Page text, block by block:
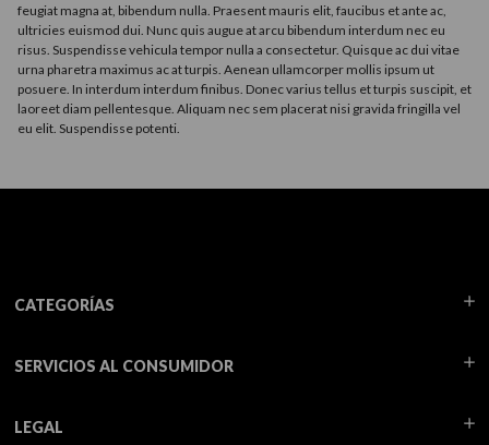
feugiat magna at, bibendum nulla. Praesent mauris elit, faucibus et ante ac,
ultricies euismod dui. Nunc quis augue at arcu bibendum interdum nec eu
risus. Suspendisse vehicula tempor nulla a consectetur. Quisque ac dui vitae
urna pharetra maximus ac at turpis. Aenean ullamcorper mollis ipsum ut
posuere. In interdum interdum finibus. Donec varius tellus et turpis suscipit, et
laoreet diam pellentesque. Aliquam nec sem placerat nisi gravida fringilla vel
eu elit. Suspendisse potenti.
CATEGORÍAS
SERVICIOS AL CONSUMIDOR
LEGAL